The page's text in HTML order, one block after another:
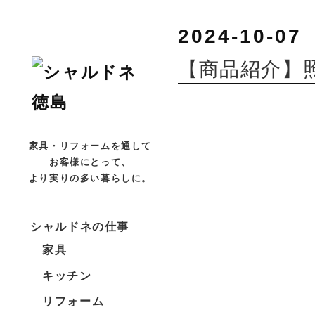
家具・リフォームを通して
お客様にとって、
より実りの多い暮らしに。
シャルドネの仕事
家具
キッチン
リフォーム
2024-10-07
【商品紹介